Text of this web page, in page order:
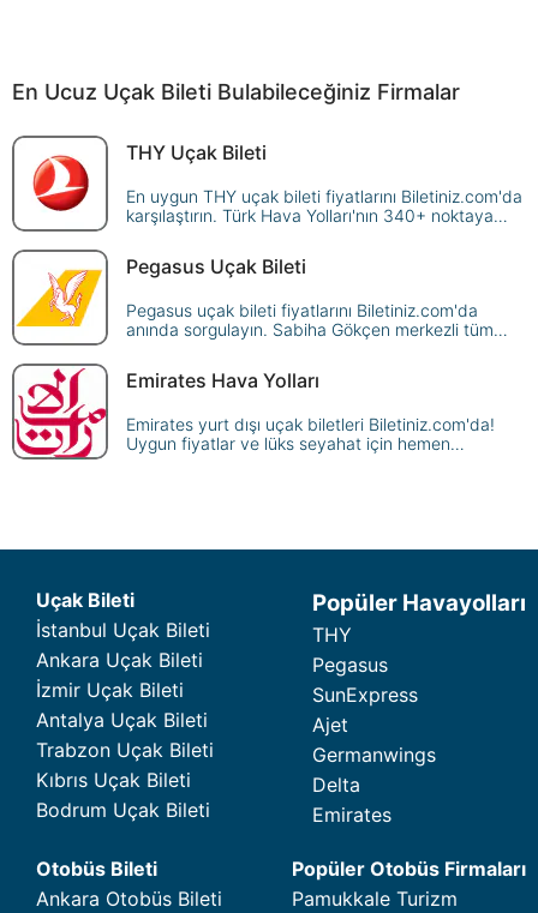
En Ucuz Uçak Bileti Bulabileceğiniz Firmalar
THY Uçak Bileti
En uygun THY uçak bileti fiyatlarını Biletiniz.com'da
karşılaştırın. Türk Hava Yolları'nın 340+ noktaya
Pegasus Uçak Bileti
Pegasus uçak bileti fiyatlarını Biletiniz.com'da
anında sorgulayın. Sabiha Gökçen merkezli tüm
Emirates Hava Yolları
Emirates yurt dışı uçak biletleri Biletiniz.com'da!
Uygun fiyatlar ve lüks seyahat için hemen
Uçak Bileti
İstanbul Uçak Bileti
Ankara Uçak Bileti
İzmir Uçak Bileti
Antalya Uçak Bileti
Trabzon Uçak Bileti
Kıbrıs Uçak Bileti
Bodrum Uçak Bileti
Popüler Havayolları
THY
Pegasus
SunExpress
Ajet
Germanwings
Delta
Emirates
Otobüs Bileti
Ankara Otobüs Bileti
Popüler Otobüs Firmaları
Pamukkale Turizm